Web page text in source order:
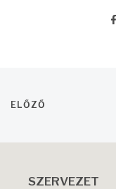
ELŐZŐ
SZERVEZET